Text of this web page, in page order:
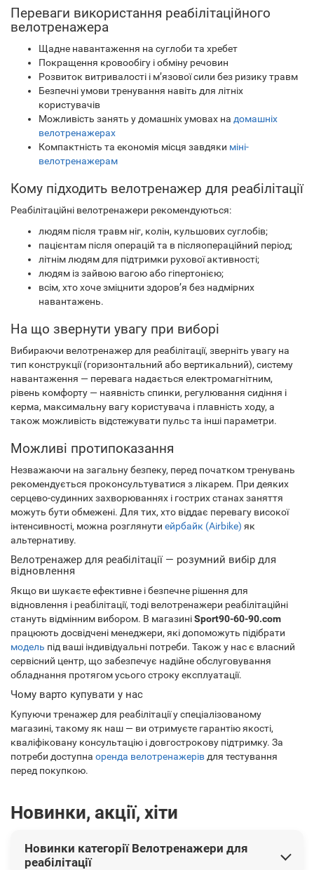
Переваги використання реабілітаційного
велотренажера
Щадне навантаження на суглоби та хребет
Покращення кровообігу і обміну речовин
Розвиток витривалості і м’язової сили без ризику травм
Безпечні умови тренування навіть для літніх
користувачів
Можливість занять у домашніх умовах на домашніх
велотренажерах
Компактність та економія місця завдяки міні-
велотренажерам
Кому підходить велотренажер для реабілітації
Реабілітаційні велотренажери рекомендуються:
людям після травм ніг, колін, кульшових суглобів;
пацієнтам після операцій та в післяопераційний період;
літнім людям для підтримки рухової активності;
людям із зайвою вагою або гіпертонією;
всім, хто хоче зміцнити здоров’я без надмірних
навантажень.
На що звернути увагу при виборі
Вибираючи велотренажер для реабілітації, зверніть увагу на
тип конструкції (горизонтальний або вертикальний), систему
навантаження — перевага надається електромагнітним,
рівень комфорту — наявність спинки, регулювання сидіння і
керма, максимальну вагу користувача і плавність ходу, а
також можливість відстежувати пульс та інші параметри.
Можливі протипоказання
Незважаючи на загальну безпеку, перед початком тренувань
рекомендується проконсультуватися з лікарем. При деяких
серцево-судинних захворюваннях і гострих станах заняття
можуть бути обмежені. Для тих, хто віддає перевагу високої
інтенсивності, можна розглянути ейрбайк (Airbike) як
альтернативу.
Велотренажер для реабілітації — розумний вибір для
відновлення
Якщо ви шукаєте ефективне і безпечне рішення для
відновлення і реабілітації, тоді велотренажери реабілітаційні
стануть відмінним вибором. В магазиніSport90-60-90.com
працюють досвідчені менеджери, які допоможуть підібрати
модель під ваші індивідуальні потреби. Також у нас є власний
сервісний центр, що забезпечує надійне обслуговування
обладнання протягом усього строку експлуатації.
Чому варто купувати у нас
Купуючи тренажер для реабілітації у спеціалізованому
магазині, такому як наш — ви отримуєте гарантію якості,
кваліфіковану консультацію і довгострокову підтримку. За
потреби доступна оренда велотренажерівдля тестування
перед покупкою.
Новинки, акції, хіти
Новинки категорії Велотренажери для
реабілітації